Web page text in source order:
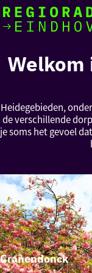
de
homepage
Welkom
Heidegebieden,
de verschillende
je soms het gevoel
Cranendonck
Ik heb
vandaag
iets leuks
rondom